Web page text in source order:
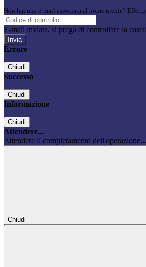
Non hai una e-mail associata al nome utente?
E-mail inviata, si prega di controllare la
Errore
Chiudi
Successo
Chiudi
Informazione
Chiudi
Attendere...
Attendere il completamento dell'operazione...
Chiudi